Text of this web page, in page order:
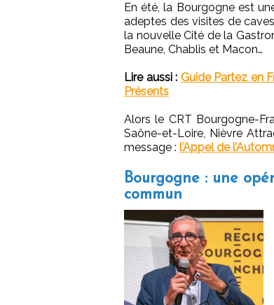
En été, la Bourgogne est
adeptes des visites de
la nouvelle Cité de la
Beaune, Chablis et Macon…
Lire aussi : Guide Partez en
Présents
Alors le CRT Bourgogne-
Saône-et-Loire, Nièvre
message : l’Appel de
Bourgogne : une
commun